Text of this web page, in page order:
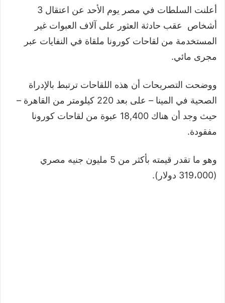
أعلنت السلطات في مصر يوم الأحد عن اعتقال 3
أشخاص عقب حادثة العثور على آلاف العبوات غير
المستخدمة من لقاحات كورونا ملقاة في النفايات عبر
مجرى مائي.
ووضحت التصريحات أن هذه اللقاحات ترتبط بالإدراة
الصحية في المينا – على بعد 220 كيلومتر من القاهرة –
حيث وجد أن هناك 18,400 عبوة من لقاحات كورونا
مفقودة.
وهو ما تقدر قيمته بأكثر من 5 مليون جنيه مصري
(319،000 دولار).